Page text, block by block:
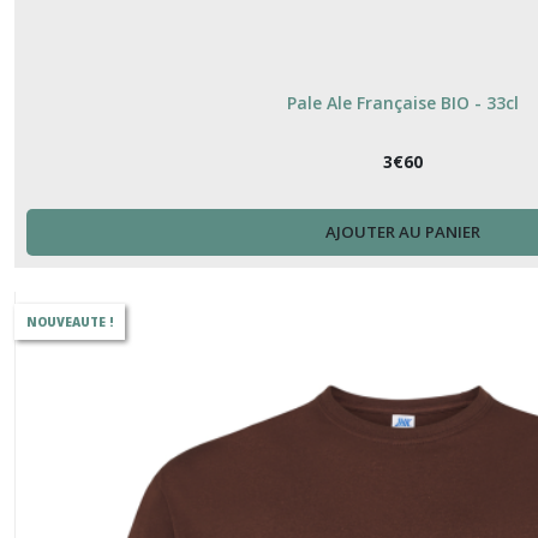
Pale Ale Française BIO - 33cl
3€60
AJOUTER AU PANIER
NOUVEAUTE !